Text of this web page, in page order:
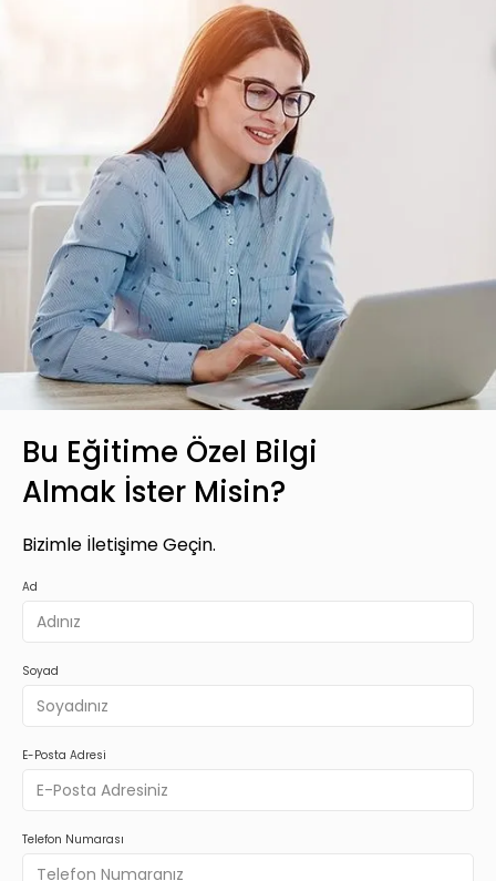
Bu Eğitime Özel Bilgi
Almak İster Misin?
Bizimle İletişime Geçin.
Ad
Soyad
E-Posta Adresi
Telefon Numarası